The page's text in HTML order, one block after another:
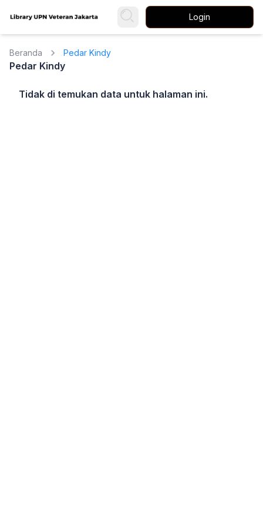
Login
Beranda Pedar Kindy
Pedar Kindy
Tidak di temukan data untuk halaman ini.